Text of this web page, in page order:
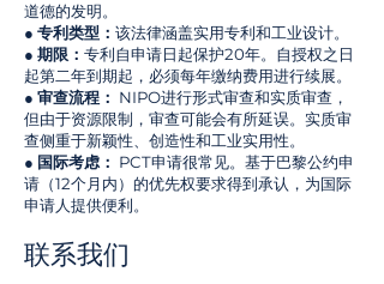
道德的发明。
● 专利类型： 该法律涵盖实用专利和工业设计。
● 期限： 专利自申请日起保护20年。自授权之日
起第二年到期起，必须每年缴纳费用进行续展。
● 审查流程： NIPO进行形式审查和实质审查，
但由于资源限制，审查可能会有所延误。实质审
查侧重于新颖性、创造性和工业实用性。
● 国际考虑： PCT申请很常见。基于巴黎公约申
请（12个月内）的优先权要求得到承认，为国际
申请人提供便利。
联系我们